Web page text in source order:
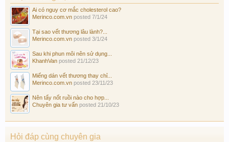
Ai có nguy cơ mắc cholesterol cao?
Merinco.com.vn posted 7/1/24
Tại sao vết thương lâu lành?...
Merinco.com.vn posted 3/1/24
Sau khi phun môi nên sử dụng...
KhanhVan posted 21/12/23
Miếng dán vết thương thay chỉ...
Merinco.com.vn posted 23/11/23
Nên tẩy nốt ruồi nào cho hợp...
Chuyên gia tư vấn posted 21/10/23
Hỏi đáp cùng chuyên gia